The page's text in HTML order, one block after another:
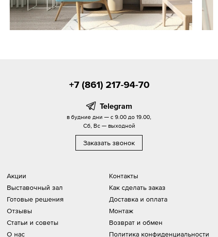
Акции
Выставочный зал
Готовые решения
Отзывы
Статьи и советы
О нас
Контакты
Как сделать заказ
Доставка и оплата
Монтаж
Возврат и обмен
Политика конфиденциальности
+7 (861) 217-94-70
Telegram
в будние дни — с 9.00 до 19.00,
Сб, Вс — выходной
Заказать звонок